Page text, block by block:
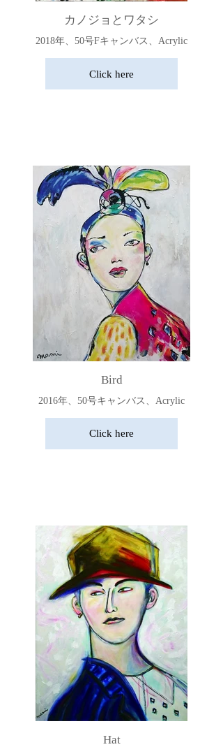
カノジョとワタシ
2018年、50号Fキャンバス、Acrylic
Click here
Bird
2016年、50号キャンバス、Acrylic
Click here
Hat